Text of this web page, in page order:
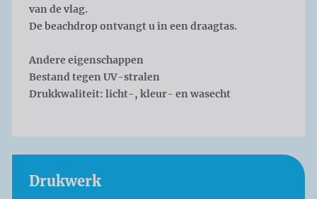
van de vlag.
De beachdrop ontvangt u in een draagtas.
Andere eigenschappen
Bestand tegen UV-stralen
Drukkwaliteit: licht-, kleur- en wasecht
Drukwerk